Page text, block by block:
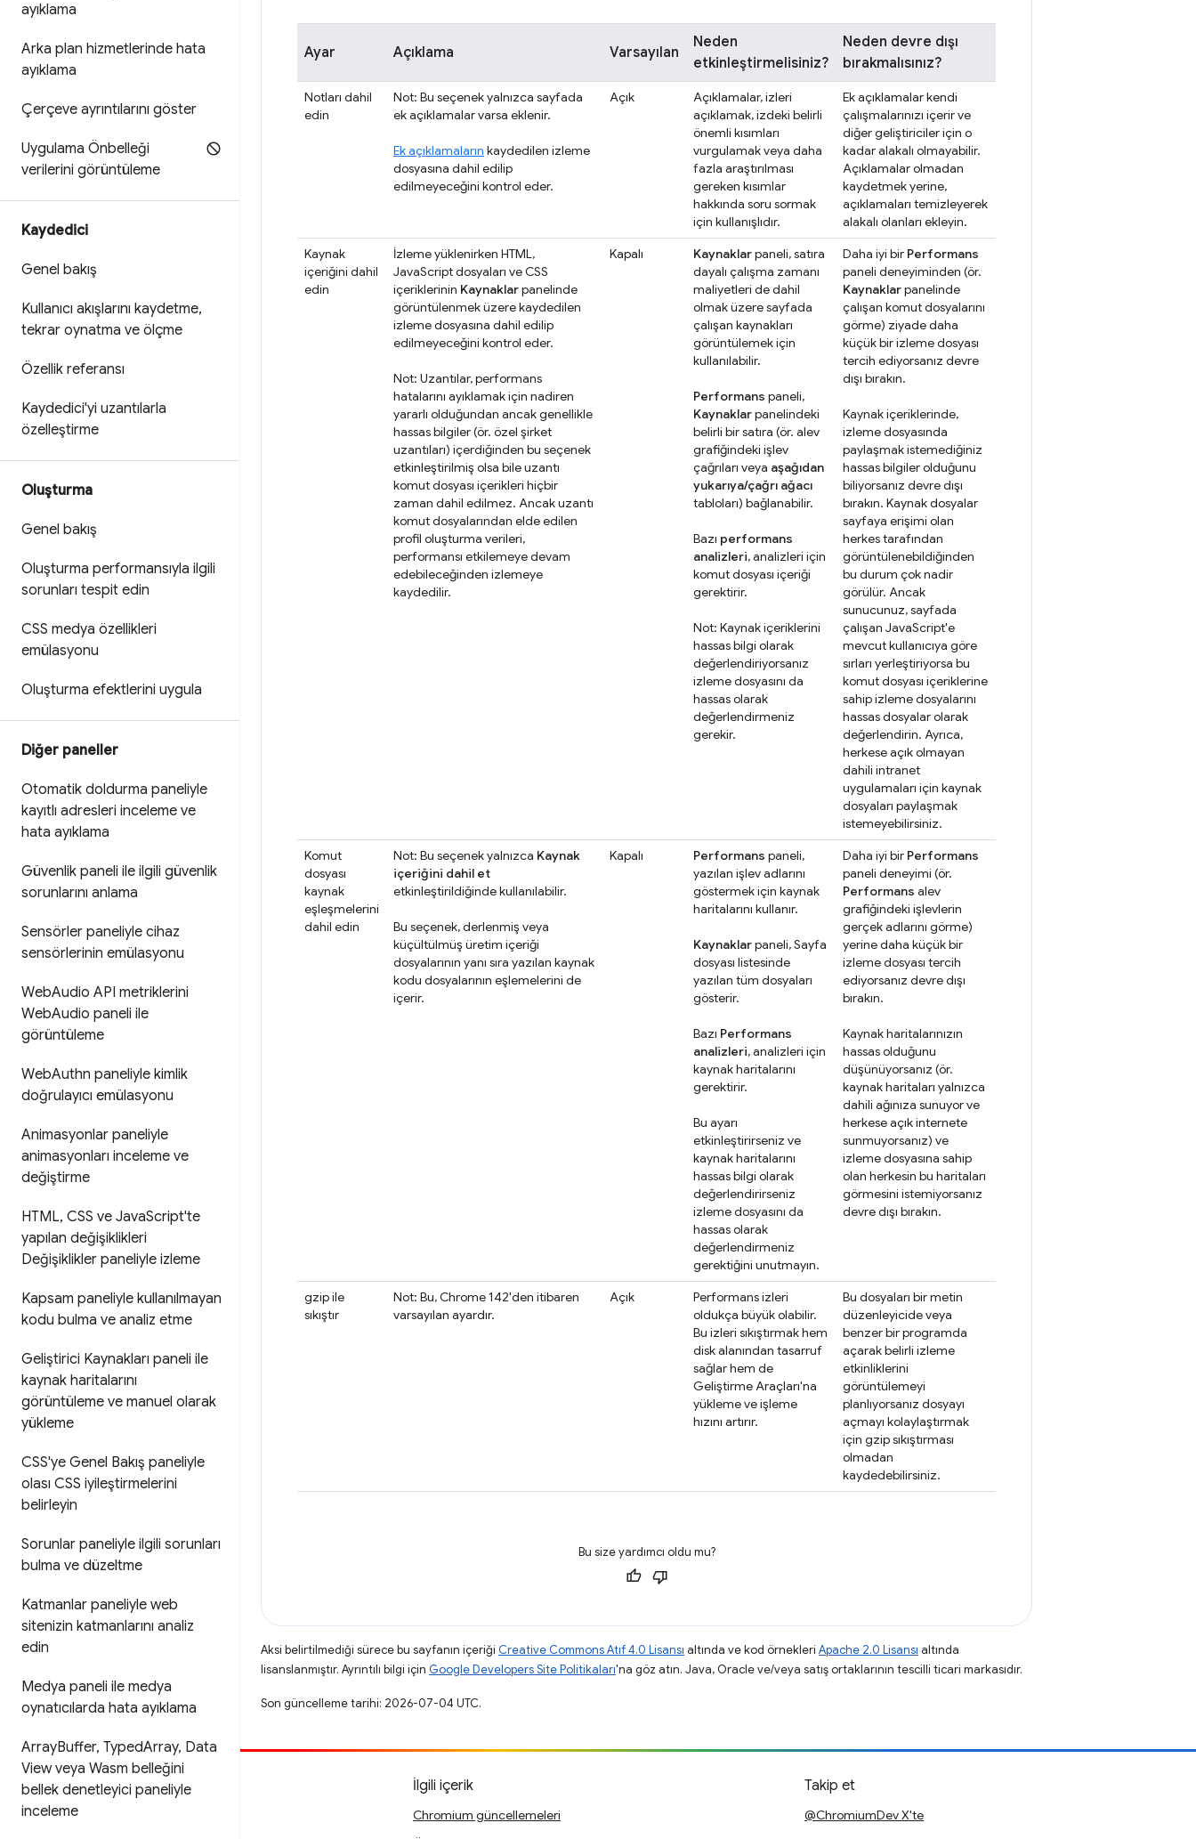
ayıklama
Arka plan hizmetlerinde hata
ayıklama
Çerçeve ayrıntılarını göster
Uygulama Önbelleği
verilerini görüntüleme
Kaydedici
Genel bakış
Kullanıcı akışlarını kaydetme,
tekrar oynatma ve ölçme
Özellik referansı
Kaydedici'yi uzantılarla
özelleştirme
Oluşturma
Genel bakış
Oluşturma performansıyla ilgili
sorunları tespit edin
CSS medya özellikleri
emülasyonu
Oluşturma efektlerini uygula
Diğer paneller
Otomatik doldurma paneliyle
kayıtlı adresleri inceleme ve
hata ayıklama
Güvenlik paneli ile ilgili güvenlik
sorunlarını anlama
Sensörler paneliyle cihaz
sensörlerinin emülasyonu
WebAudio API metriklerini
WebAudio paneli ile
görüntüleme
WebAuthn paneliyle kimlik
doğrulayıcı emülasyonu
Animasyonlar paneliyle
animasyonları inceleme ve
değiştirme
HTML, CSS ve JavaScript'te
yapılan değişiklikleri
Değişiklikler paneliyle izleme
Kapsam paneliyle kullanılmayan
kodu bulma ve analiz etme
Geliştirici Kaynakları paneli ile
kaynak haritalarını
görüntüleme ve manuel olarak
yükleme
CSS'ye Genel Bakış paneliyle
olası CSS iyileştirmelerini
belirleyin
Sorunlar paneliyle ilgili sorunları
bulma ve düzeltme
Katmanlar paneliyle web
sitenizin katmanlarını analiz
edin
Medya paneli ile medya
oynatıcılarda hata ayıklama
ArrayBuffer, TypedArray, Data
View veya Wasm belleğini
bellek denetleyici paneliyle
inceleme
Ayar Açıklama Varsayılan
Neden
etkinleştirmelisiniz?
Neden devre dışı
bırakmalısınız?
Notları dahil
edin
Not: Bu seçenek yalnızca sayfada
ek açıklamalar varsa eklenir.
Ek açıklamaların kaydedilen izleme
dosyasına dahil edilip
edilmeyeceğini kontrol eder.
Açık
Açıklamalar, izleri
açıklamak, izdeki belirli
önemli kısımları
vurgulamak veya daha
fazla araştırılması
gereken kısımlar
hakkında soru sormak
için kullanışlıdır.
Ek açıklamalar kendi
çalışmalarınızı içerir ve
diğer geliştiriciler için o
kadar alakalı olmayabilir.
Açıklamalar olmadan
kaydetmek yerine,
açıklamaları temizleyerek
alakalı olanları ekleyin.
Kaynak
içeriğini dahil
edin
İzleme yüklenirken HTML,
JavaScript dosyaları ve CSS
içeriklerinin Kaynaklarpanelinde
görüntülenmek üzere kaydedilen
izleme dosyasına dahil edilip
edilmeyeceğini kontrol eder.
Not: Uzantılar, performans
hatalarını ayıklamak için nadiren
yararlı olduğundan ancak genellikle
hassas bilgiler (ör. özel şirket
uzantıları) içerdiğinden bu seçenek
etkinleştirilmiş olsa bile uzantı
komut dosyası içerikleri hiçbir
zaman dahil edilmez. Ancak uzantı
komut dosyalarından elde edilen
profil oluşturma verileri,
performansı etkilemeye devam
edebileceğinden izlemeye
kaydedilir.
Kapalı Kaynaklarpaneli, satıra
dayalı çalışma zamanı
maliyetleri de dahil
olmak üzere sayfada
çalışan kaynakları
görüntülemek için
kullanılabilir.
Performans paneli,
Kaynaklarpanelindeki
belirli bir satıra (ör. alev
grafiğindeki işlev
çağrıları veya aşağıdan
yukarıya/çağrı ağacı
tabloları) bağlanabilir.
Bazı performans
analizleri, analizleri için
komut dosyası içeriği
gerektirir.
Not: Kaynak içeriklerini
hassas bilgi olarak
değerlendiriyorsanız
izleme dosyasını da
hassas olarak
değerlendirmeniz
gerekir.
Daha iyi bir Performans
paneli deneyiminden (ör.
Kaynaklarpanelinde
çalışan komut dosyalarını
görme) ziyade daha
küçük bir izleme dosyası
tercih ediyorsanız devre
dışı bırakın.
Kaynak içeriklerinde,
izleme dosyasında
paylaşmak istemediğiniz
hassas bilgiler olduğunu
biliyorsanız devre dışı
bırakın. Kaynak dosyalar
sayfaya erişimi olan
herkes tarafından
görüntülenebildiğinden
bu durum çok nadir
görülür. Ancak
sunucunuz, sayfada
çalışan JavaScript'e
mevcut kullanıcıya göre
sırları yerleştiriyorsa bu
komut dosyası içeriklerine
sahip izleme dosyalarını
hassas dosyalar olarak
değerlendirin. Ayrıca,
herkese açık olmayan
dahili intranet
uygulamaları için kaynak
dosyaları paylaşmak
istemeyebilirsiniz.
Komut
dosyası
kaynak
eşleşmelerini
dahil edin
Not: Bu seçenek yalnızca Kaynak
içeriğini dahil et
etkinleştirildiğinde kullanılabilir.
Bu seçenek, derlenmiş veya
küçültülmüş üretim içeriği
dosyalarının yanı sıra yazılan kaynak
kodu dosyalarının eşlemelerini de
içerir.
Kapalı Performans paneli,
yazılan işlev adlarını
göstermek için kaynak
haritalarını kullanır.
Kaynaklarpaneli, Sayfa
dosyası listesinde
yazılan tüm dosyaları
gösterir.
Bazı Performans
analizleri, analizleri için
kaynak haritalarını
gerektirir.
Bu ayarı
etkinleştirirseniz ve
kaynak haritalarını
hassas bilgi olarak
değerlendirirseniz
izleme dosyasını da
hassas olarak
değerlendirmeniz
gerektiğini unutmayın.
Daha iyi bir Performans
paneli deneyimi (ör.
Performans alev
grafiğindeki işlevlerin
gerçek adlarını görme)
yerine daha küçük bir
izleme dosyası tercih
ediyorsanız devre dışı
bırakın.
Kaynak haritalarınızın
hassas olduğunu
düşünüyorsanız (ör.
kaynak haritaları yalnızca
dahili ağınıza sunuyor ve
herkese açık internete
sunmuyorsanız) ve
izleme dosyasına sahip
olan herkesin bu haritaları
görmesini istemiyorsanız
devre dışı bırakın.
gzip ile
sıkıştır
Not: Bu, Chrome 142'den itibaren
varsayılan ayardır.
Açık
Performans izleri
oldukça büyük olabilir.
Bu izleri sıkıştırmak hem
disk alanından tasarruf
sağlar hem de
Geliştirme Araçları'na
yükleme ve işleme
hızını artırır.
Bu dosyaları bir metin
düzenleyicide veya
benzer bir programda
açarak belirli izleme
etkinliklerini
görüntülemeyi
planlıyorsanız dosyayı
açmayı kolaylaştırmak
için gzip sıkıştırması
olmadan
kaydedebilirsiniz.
Bu size yardımcı oldu mu?
Aksi belirtilmediği sürece bu sayfanın içeriği Creative Commons Atıf 4.0 Lisansı altında ve kod örnekleri Apache 2.0 Lisansı altında
lisanslanmıştır. Ayrıntılı bilgi için Google Developers Site Politikaları'na göz atın. Java, Oracle ve/veya satış ortaklarının tescilli ticari markasıdır.
Son güncelleme tarihi: 2026-07-04 UTC.
Katkıda bulun
Hata bildirin
İlgili içerik
Chromium güncellemeleri
Takip et
@ChromiumDev X'te